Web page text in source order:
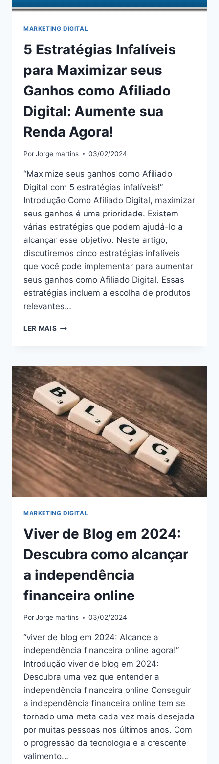
MARKETING DIGITAL
5 Estratégias Infalíveis
para Maximizar seus
Ganhos como Afiliado
Digital: Aumente sua
Renda Agora!
PorJorge martins 03/02/2024
“Maximize seus ganhos como Afiliado
Digital com 5 estratégias infalíveis!”
Introdução Como Afiliado Digital, maximizar
seus ganhos é uma prioridade. Existem
várias estratégias que podem ajudá-lo a
alcançar esse objetivo. Neste artigo,
discutiremos cinco estratégias infalíveis
que você pode implementar para aumentar
seus ganhos como Afiliado Digital. Essas
estratégias incluem a escolha de produtos
relevantes…
LER MAIS
MAXIMIZAR
SEUS
GANHOS
COMO
AFILIADO
DIGITAL:
AUMENTE
SUA
RENDA
AGORA!
MARKETING DIGITAL
Viver de Blog em 2024:
Descubra como alcançar
a independência
financeira online
PorJorge martins 03/02/2024
“viver de blog em 2024: Alcance a
independência financeira online agora!”
Introdução viver de blog em 2024:
Descubra uma vez que entender a
independência financeira online Conseguir
a independência financeira online tem se
tornado uma meta cada vez mais desejada
por muitas pessoas nos últimos anos. Com
o progressão da tecnologia e a crescente
valimento…